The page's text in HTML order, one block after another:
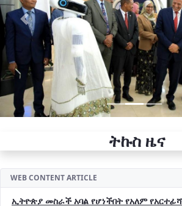
Previous
ኢትዮጵያ መስራች አባል የሆነችበት የአለም
Modified 20 Days ago.